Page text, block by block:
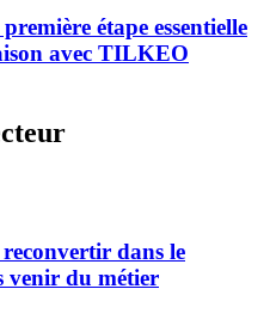
étape essentielle
avec TILKEO
dans le
venir du métier